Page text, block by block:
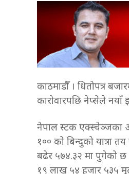
काठमाडौँ । धितोपत्र
कारोवारपछि नेप्सेले नयाँ
नेपाल स्टक एक्स्चेञ्जका
१०० को बिन्दुको यात्रा
बढेर ५७४.३२ मा पुगेको
१९ लाख ५४ हजार ५३५